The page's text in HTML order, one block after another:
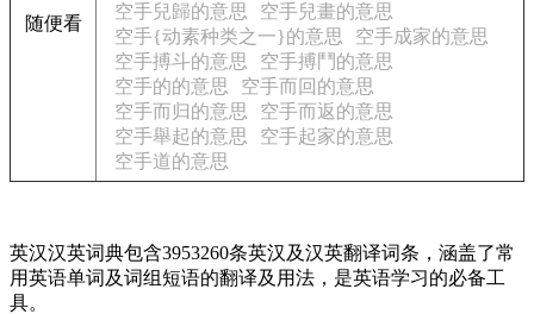
随便看
空手兒歸的意思
空手兒畫的意思
空手{动素种类之一}的意思
空手成家的意思
空手搏斗的意思
空手搏鬥的意思
空手的的意思
空手而回的意思
空手而归的意思
空手而返的意思
空手舉起的意思
空手起家的意思
空手道的意思
英汉汉英词典包含3953260条英汉及汉英翻译词条，涵盖了常
用英语单词及词组短语的翻译及用法，是英语学习的必备工
具。